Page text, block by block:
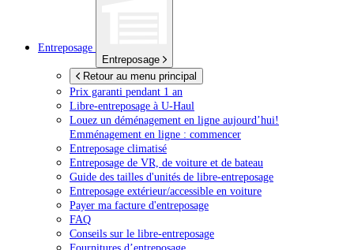
Entreposage
Entreposage
Retour au menu principal
Prix garanti pendant 1 an
Libre-entreposage à U-Haul
Louez un déménagement en ligne aujourd’hui!
Emménagement en ligne : commencer
Entreposage climatisé
Entreposage de VR, de voiture et de bateau
Guide des tailles d'unités de libre-entreposage
Entreposage extérieur/accessible en voiture
Payer ma facture d'entreposage
FAQ
Conseils sur le libre-entreposage
Fournitures d’entreposage